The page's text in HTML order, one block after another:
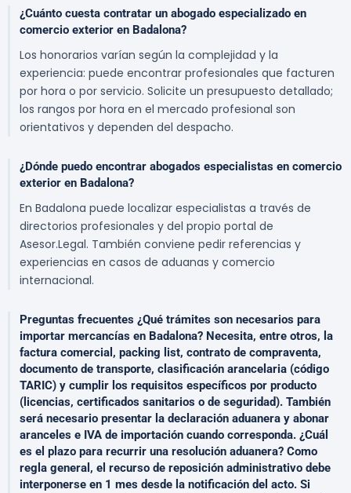
¿Cuánto cuesta contratar un abogado especializado en
comercio exterior en Badalona?
Los honorarios varían según la complejidad y la
experiencia: puede encontrar profesionales que facturen
por hora o por servicio. Solicite un presupuesto detallado;
los rangos por hora en el mercado profesional son
orientativos y dependen del despacho.
¿Dónde puedo encontrar abogados especialistas en comercio
exterior en Badalona?
En Badalona puede localizar especialistas a través de
directorios profesionales y del propio portal de
Asesor.Legal. También conviene pedir referencias y
experiencias en casos de aduanas y comercio
internacional.
Preguntas frecuentes ¿Qué trámites son necesarios para
importar mercancías en Badalona? Necesita, entre otros, la
factura comercial, packing list, contrato de compraventa,
documento de transporte, clasificación arancelaria (código
TARIC) y cumplir los requisitos específicos por producto
(licencias, certificados sanitarios o de seguridad). También
será necesario presentar la declaración aduanera y abonar
aranceles e IVA de importación cuando corresponda. ¿Cuál
es el plazo para recurrir una resolución aduanera? Como
regla general, el recurso de reposición administrativo debe
interponerse en 1 mes desde la notificación del acto. Si